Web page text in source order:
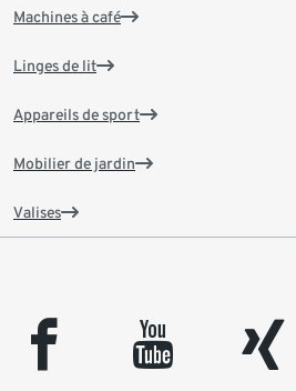
Machines à café
Linges de lit
Appareils de sport
Mobilier de jardin
Valises
facebook youtube xing